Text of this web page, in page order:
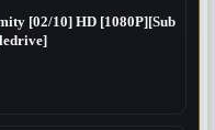
[02/10] HD [1080P][Sub